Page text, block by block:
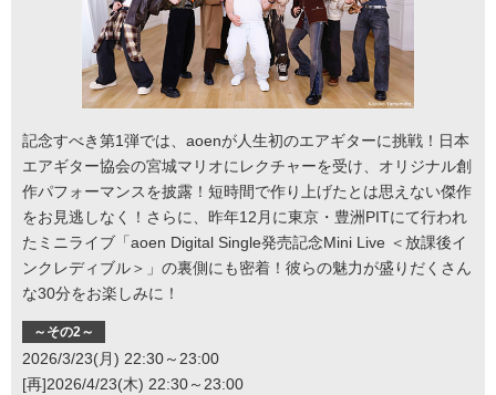
記念すべき第1弾では、aoenが人生初のエアギターに挑戦！日本
エアギター協会の宮城マリオにレクチャーを受け、オリジナル創
作パフォーマンスを披露！短時間で作り上げたとは思えない傑作
をお見逃しなく！さらに、昨年12月に東京・豊洲PITにて行われ
たミニライブ「aoen Digital Single発売記念Mini Live ＜放課後イ
ンクレディブル＞」の裏側にも密着！彼らの魅力が盛りだくさん
な30分をお楽しみに！
～その2～
2026/3/23(月) 22:30～23:00
[再]2026/4/23(木) 22:30～23:00